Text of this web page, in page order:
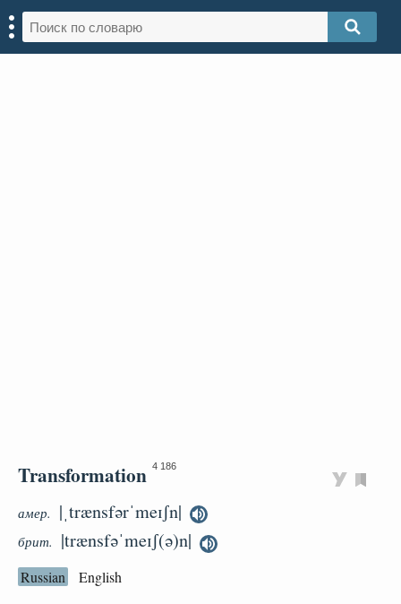
Transformation 4 186
амер. |ˌtrænsfərˈmeɪʃn|
брит. |trænsfəˈmeɪʃ(ə)n|
Russian English